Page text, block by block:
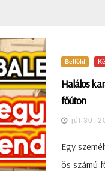
Belföld
Halálos
főúton
júl 30,
Egy
ös számú